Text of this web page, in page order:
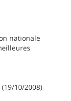
nationale
10/2008)